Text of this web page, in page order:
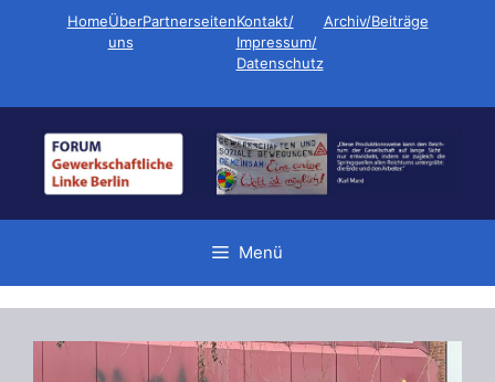
HomeÜber
uns
PartnerseitenKontakt/
Impressum/
Datenschutz
Archiv/Beiträge
Menü